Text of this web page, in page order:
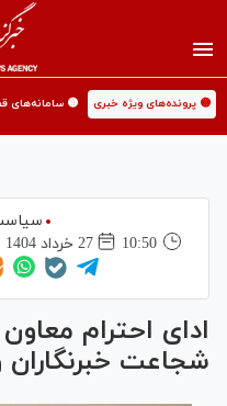
🟡 پرونده‌های ویژه خبری 🟡 سامانه‌های
10:50
27 خرداد 1404
ادای احترام
شجاعت خبرنگاران